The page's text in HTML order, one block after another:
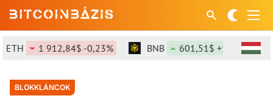
1 912,84$ -0,23% BNB 601,51$ +1,51%
BLOKKLÁNCOK